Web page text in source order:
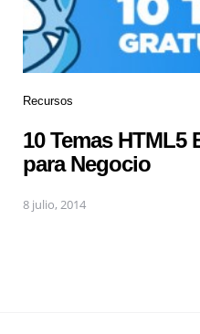
Recursos
10 Temas HTML5
para Negocio
8 julio, 2014